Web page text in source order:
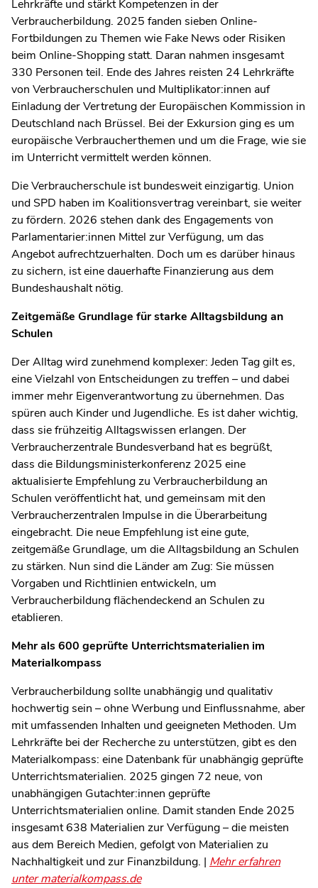
Lehrkräfte und stärkt Kompetenzen in der
Verbraucherbildung. 2025 fanden sieben Online-
Fortbildungen zu Themen wie Fake News oder Risiken
beim Online-Shopping statt. Daran nahmen insgesamt
330 Personen teil. Ende des Jahres reisten 24 Lehrkräfte
von Verbraucherschulen und Multiplikator:innen auf
Einladung der Vertretung der Europäischen Kommission in
Deutschland nach Brüssel. Bei der Exkursion ging es um
europäische Verbraucherthemen und um die Frage, wie sie
im Unterricht vermittelt werden können.
Die Verbraucherschule ist bundesweit einzigartig. Union
und SPD haben im Koalitionsvertrag vereinbart, sie weiter
zu fördern. 2026 stehen dank des Engagements von
Parlamentarier:innen Mittel zur Verfügung, um das
Angebot aufrechtzuerhalten. Doch um es darüber hinaus
zu sichern, ist eine dauerhafte Finanzierung aus dem
Bundeshaushalt nötig.
Zeitgemäße Grundlage für starke Alltagsbildung an
Schulen
Der Alltag wird zunehmend komplexer: Jeden Tag gilt es,
eine Vielzahl von Entscheidungen zu treffen – und dabei
immer mehr Eigenverantwortung zu übernehmen. Das
spüren auch Kinder und Jugendliche. Es ist daher wichtig,
dass sie frühzeitig Alltagswissen erlangen. Der
Verbraucherzentrale Bundesverband hat es begrüßt,
dass die Bildungsministerkonferenz 2025 eine
aktualisierte Empfehlung zu Verbraucherbildung an
Schulen veröffentlicht hat, und gemeinsam mit den
Verbraucherzentralen Impulse in die Überarbeitung
eingebracht. Die neue Empfehlung ist eine gute,
zeitgemäße Grundlage, um die Alltagsbildung an Schulen
zu stärken. Nun sind die Länder am Zug: Sie müssen
Vorgaben und Richtlinien entwickeln, um
Verbraucherbildung flächendeckend an Schulen zu
etablieren.
Mehr als 600 geprüfte Unterrichtsmaterialien im
Materialkompass
Verbraucherbildung sollte unabhängig und qualitativ
hochwertig sein – ohne Werbung und Einflussnahme, aber
mit umfassenden Inhalten und geeigneten Methoden. Um
Lehrkräfte bei der Recherche zu unterstützen, gibt es den
Materialkompass: eine Datenbank für unabhängig geprüfte
Unterrichtsmaterialien. 2025 gingen 72 neue, von
unabhängigen Gutachter:innen geprüfte
Unterrichtsmaterialien online. Damit standen Ende 2025
insgesamt 638 Materialien zur Verfügung – die meisten
aus dem Bereich Medien, gefolgt von Materialien zu
Nachhaltigkeit und zur Finanzbildung. | Mehr erfahren
unter materialkompass.de